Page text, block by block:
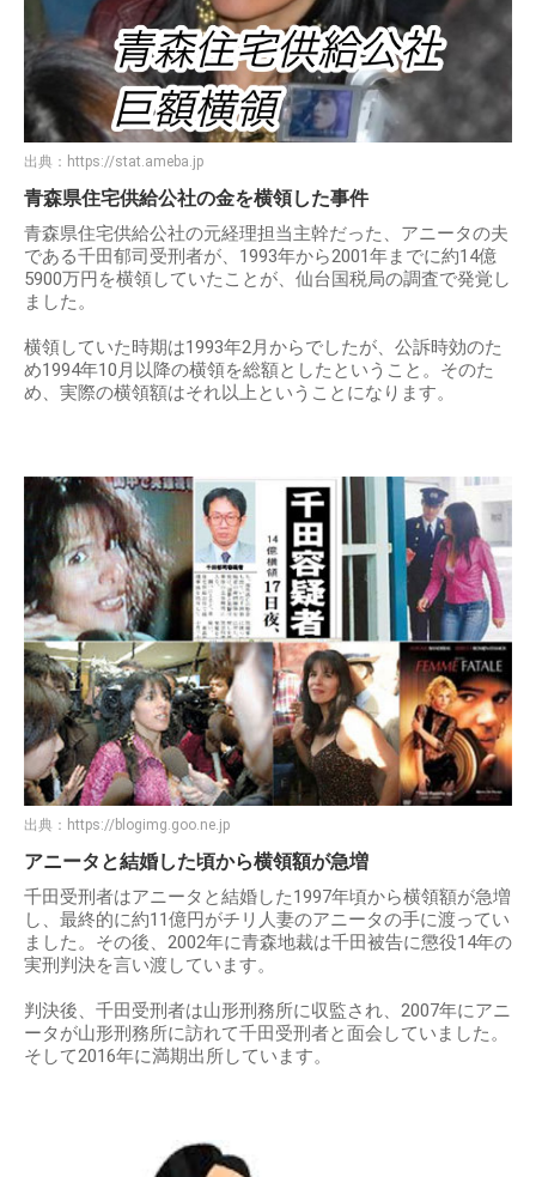
出典： https://stat.ameba.jp
青森県住宅供給公社の金を横領した事件
青森県住宅供給公社の元経理担当主幹だった、アニータの夫
である千田郁司受刑者が、1993年から2001年までに約14億
5900万円を横領していたことが、仙台国税局の調査で発覚し
ました。
横領していた時期は1993年2月からでしたが、公訴時効のた
め1994年10月以降の横領を総額としたということ。そのた
め、実際の横領額はそれ以上ということになります。
出典： https://blogimg.goo.ne.jp
アニータと結婚した頃から横領額が急増
千田受刑者はアニータと結婚した1997年頃から横領額が急増
し、最終的に約11億円がチリ人妻のアニータの手に渡ってい
ました。その後、2002年に青森地裁は千田被告に懲役14年の
実刑判決を言い渡しています。
判決後、千田受刑者は山形刑務所に収監され、2007年にアニ
ータが山形刑務所に訪れて千田受刑者と面会していました。
そして2016年に満期出所しています。